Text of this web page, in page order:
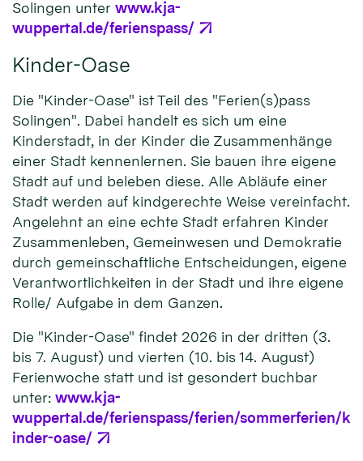
Solingen unter www.kja-
wuppertal.de/ferienspass/
Kinder-Oase
Die "Kinder-Oase" ist Teil des "Ferien(s)pass
Solingen". Dabei handelt es sich um eine
Kinderstadt, in der Kinder die Zusammenhänge
einer Stadt kennenlernen. Sie bauen ihre eigene
Stadt auf und beleben diese. Alle Abläufe einer
Stadt werden auf kindgerechte Weise vereinfacht.
Angelehnt an eine echte Stadt erfahren Kinder
Zusammenleben, Gemeinwesen und Demokratie
durch gemeinschaftliche Entscheidungen, eigene
Verantwortlichkeiten in der Stadt und ihre eigene
Rolle/ Aufgabe in dem Ganzen.
Die "Kinder-Oase" findet 2026 in der dritten (3.
bis 7. August) und vierten (10. bis 14. August)
Ferienwoche statt und ist gesondert buchbar
unter: www.kja-
wuppertal.de/ferienspass/ferien/sommerferien/k
inder-oase/